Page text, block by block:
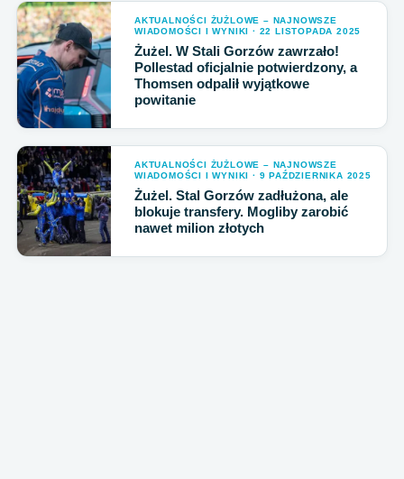
AKTUALNOŚCI ŻUŻLOWE – NAJNOWSZE
WIADOMOŚCI I WYNIKI · 22 LISTOPADA 2025
Żużel. W Stali Gorzów zawrzało!
Pollestad oficjalnie potwierdzony, a
Thomsen odpalił wyjątkowe
powitanie
AKTUALNOŚCI ŻUŻLOWE – NAJNOWSZE
WIADOMOŚCI I WYNIKI · 9 PAŹDZIERNIKA 2025
Żużel. Stal Gorzów zadłużona, ale
blokuje transfery. Mogliby zarobić
nawet milion złotych